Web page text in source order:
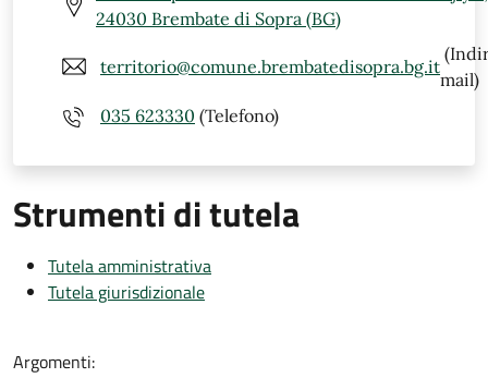
24030 Brembate di Sopra (BG)
territorio@comune.brembatedisopra.bg.it
mail)
035 623330 (Telefono)
Strumenti di tutela
Tutela amministrativa
Tutela giurisdizionale
Argomenti: